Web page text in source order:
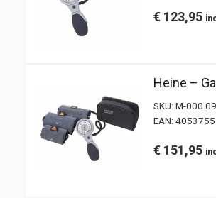
€ 123,95
Heine –
SKU:M-
EAN:
€ 151,95